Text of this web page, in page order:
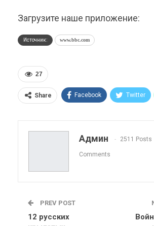
Загрузите наше приложение:
Источник: www.bbc.com
27
Share Facebook Twitter
Telegram
Linkedin
Админ 2511 Posts
Comments
PREV POST
12 русских